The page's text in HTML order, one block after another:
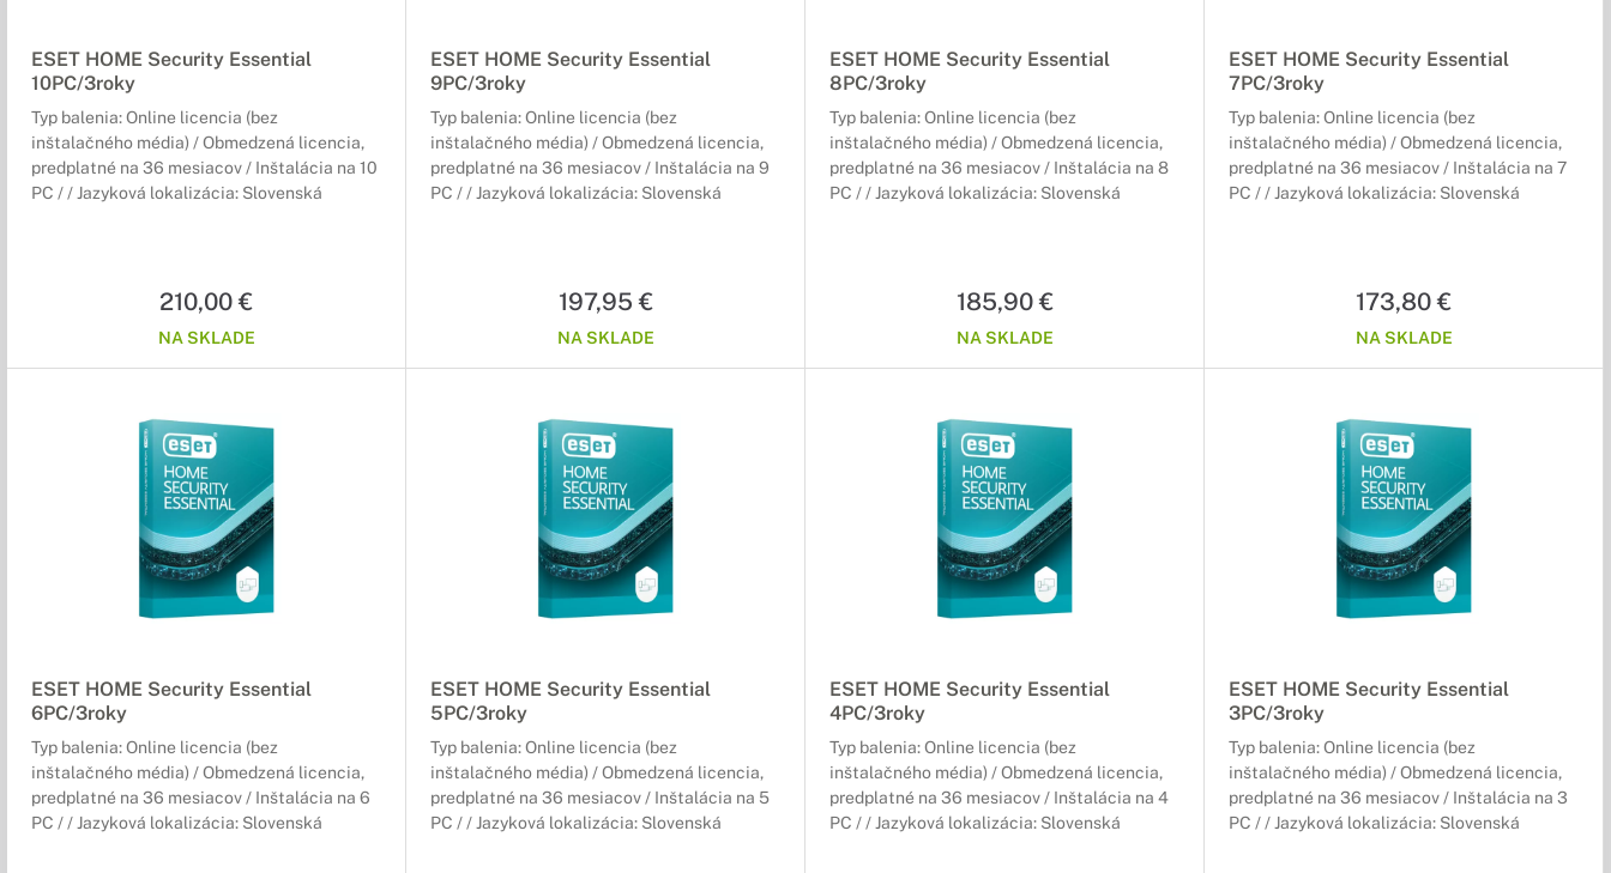
ESET HOME Security Essential
10PC/3roky
Typ balenia: Online licencia (bez
inštalačného média) / Obmedzená licencia,
predplatné na 36 mesiacov / Inštalácia na 10
PC / / Jazyková lokalizácia: Slovenská
210,00 €
NA SKLADE
ESET HOME Security Essential
9PC/3roky
Typ balenia: Online licencia (bez
inštalačného média) / Obmedzená licencia,
predplatné na 36 mesiacov / Inštalácia na 9
PC / / Jazyková lokalizácia: Slovenská
197,95 €
NA SKLADE
ESET HOME Security Essential
8PC/3roky
Typ balenia: Online licencia (bez
inštalačného média) / Obmedzená licencia,
predplatné na 36 mesiacov / Inštalácia na 8
PC / / Jazyková lokalizácia: Slovenská
185,90 €
NA SKLADE
ESET HOME Security Essential
7PC/3roky
Typ balenia: Online licencia (bez
inštalačného média) / Obmedzená licencia,
predplatné na 36 mesiacov / Inštalácia na 7
PC / / Jazyková lokalizácia: Slovenská
173,80 €
NA SKLADE
ESET HOME Security Essential
6PC/3roky
Typ balenia: Online licencia (bez
inštalačného média) / Obmedzená licencia,
predplatné na 36 mesiacov / Inštalácia na 6
PC / / Jazyková lokalizácia: Slovenská
ESET HOME Security Essential
5PC/3roky
Typ balenia: Online licencia (bez
inštalačného média) / Obmedzená licencia,
predplatné na 36 mesiacov / Inštalácia na 5
PC / / Jazyková lokalizácia: Slovenská
ESET HOME Security Essential
4PC/3roky
Typ balenia: Online licencia (bez
inštalačného média) / Obmedzená licencia,
predplatné na 36 mesiacov / Inštalácia na 4
PC / / Jazyková lokalizácia: Slovenská
ESET HOME Security Essential
3PC/3roky
Typ balenia: Online licencia (bez
inštalačného média) / Obmedzená licencia,
predplatné na 36 mesiacov / Inštalácia na 3
PC / / Jazyková lokalizácia: Slovenská